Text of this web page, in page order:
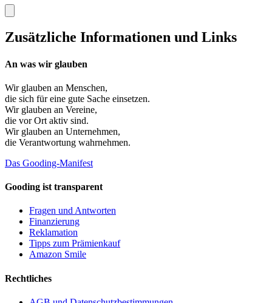
Zusätzliche Informationen und Links
An was wir glauben
Wir glauben an Menschen,
die sich für eine gute Sache einsetzen.
Wir glauben an Vereine,
die vor Ort aktiv sind.
Wir glauben an Unternehmen,
die Verantwortung wahrnehmen.
Das Gooding-Manifest
Gooding ist transparent
Fragen und Antworten
Finanzierung
Reklamation
Tipps zum Prämienkauf
Amazon Smile
Rechtliches